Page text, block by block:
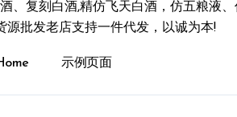
复刻白酒,精仿飞天白酒，仿五粮液
源批发老店支持一件代发，以诚为本!
示例页面